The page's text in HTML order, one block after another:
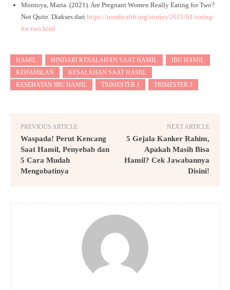
Montoya, Maria. (2021). Are Pregnant Women Really Eating for Two?
Not Quite. Diakses dari https://unmhealth.org/stories/2021/01/eating-
for-two.html
HAMIL HINDARI KESALAHAN SAAT HAMIL
IBU HAMIL
KEHAMILAN
KESALAHAN SAAT HAMIL
KESEHATAN IBU HAMIL
TRIMESTER 1 TRIMESTER 3
PREVIOUS ARTICLE
Waspada! Perut Kencang
Saat Hamil, Penyebab dan
5 Cara Mudah
Mengobatinya
NEXT ARTICLE
5 Gejala Kanker Rahim,
Apakah Masih Bisa
Hamil? Cek Jawabannya
Disini!